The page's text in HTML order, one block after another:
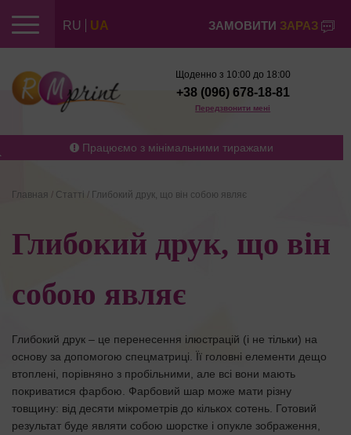
RU UA ЗАМОВИТИ ЗАРАЗ
Щоденно з 10:00 до 18:00
+38 (096) 678-18-81
Передзвонити мені
Працюємо з мінімальними тиражами
Главная / Статті / Глибокий друк, що він собою являє
Глибокий друк, що він
собою являє
Глибокий друк – це перенесення ілюстрацій (і не тільки) на
основу за допомогою спецматриці. Її головні елементи дещо
втоплені, порівняно з пробільними, але всі вони мають
покриватися фарбою. Фарбовий шар може мати різну
товщину: від десяти мікрометрів до кількох сотень. Готовий
результат буде являти собою шорстке і опукле зображення,